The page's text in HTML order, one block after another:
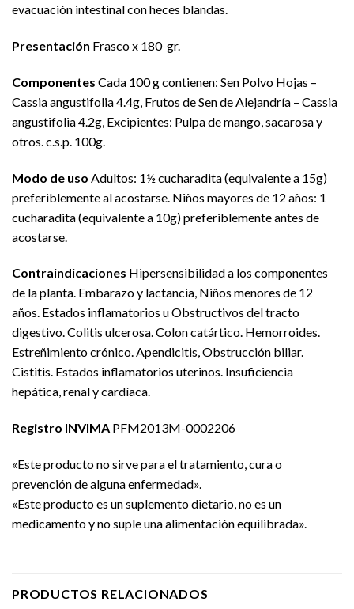
evacuación intestinal con heces blandas.
Presentación Frasco x 180 gr.
Componentes Cada 100 g contienen: Sen Polvo Hojas –
Cassia angustifolia 4.4g, Frutos de Sen de Alejandría – Cassia
angustifolia 4.2g, Excipientes: Pulpa de mango, sacarosa y
otros. c.s.p. 100g.
Modo de uso Adultos: 1½ cucharadita (equivalente a 15g)
preferiblemente al acostarse. Niños mayores de 12 años: 1
cucharadita (equivalente a 10g) preferiblemente antes de
acostarse.
Contraindicaciones Hipersensibilidad a los componentes
de la planta. Embarazo y lactancia, Niños menores de 12
años. Estados inflamatorios u Obstructivos del tracto
digestivo. Colitis ulcerosa. Colon catártico. Hemorroides.
Estreñimiento crónico. Apendicitis, Obstrucción biliar.
Cistitis. Estados inflamatorios uterinos. Insuficiencia
hepática, renal y cardíaca.
Registro INVIMA PFM2013M-0002206
«Este producto no sirve para el tratamiento, cura o
prevención de alguna enfermedad».
«Este producto es un suplemento dietario, no es un
medicamento y no suple una alimentación equilibrada».
PRODUCTOS RELACIONADOS